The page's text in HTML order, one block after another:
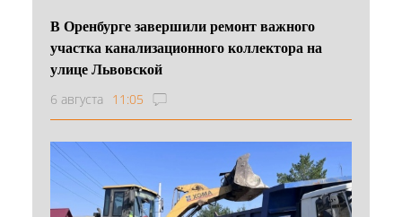
В Оренбурге завершили ремонт важного
участка канализационного коллектора на
улице Львовской
6 августа 11:05